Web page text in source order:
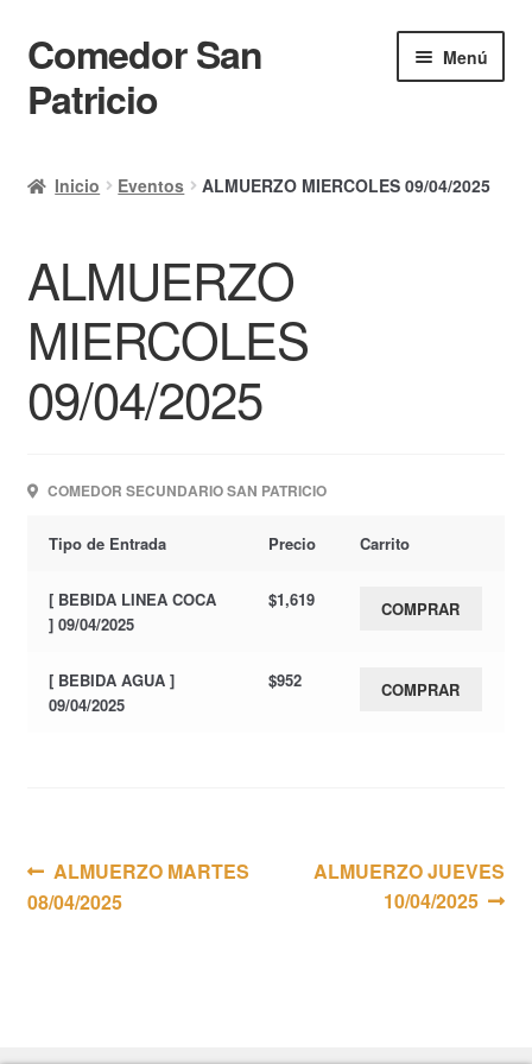
Ir
a
la
Ir
al
contenido
Comedor San
Patricio
Menú
Calendario
Mi cuenta
Ayuda Rapida
Finalizar compra
Inicio Eventos ALMUERZO MIERCOLES 09/04/2025
ALMUERZO
MIERCOLES
09/04/2025
COMEDOR SECUNDARIO SAN PATRICIO
Tipo de Entrada Precio Carrito
[ BEBIDA LINEA COCA
] 09/04/2025
$1,619 COMPRAR
[ BEBIDA AGUA ]
09/04/2025
$952 COMPRAR
Navegación
de
Anterior:
ALMUERZO MARTES
08/04/2025
Siguiente:
ALMUERZO JUEVES
10/04/2025